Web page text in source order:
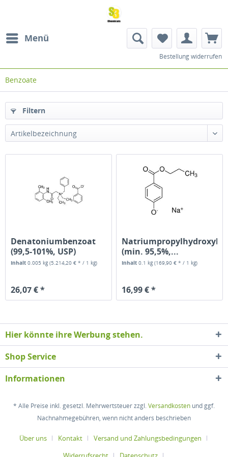
Menü
Bestellung widerrufen
Benzoate
Filtern
Artikelbezeichnung
Denatoniumbenzoat
(99,5-101%, USP)
Inhalt0.005 kg(5.214,20 € * / 1 kg)
26,07 € *
(min. 95,5%,...
Inhalt0.1 kg(169,90 € * / 1 kg)
16,99 € *
Hier könnte ihre Werbung stehen.
Shop Service
Informationen
* Alle Preise inkl. gesetzl. Mehrwertsteuer zzgl.Versandkosten und ggf.
Nachnahmegebühren, wenn nicht anders beschrieben
Über uns Kontakt
Versand und Zahlungsbedingungen